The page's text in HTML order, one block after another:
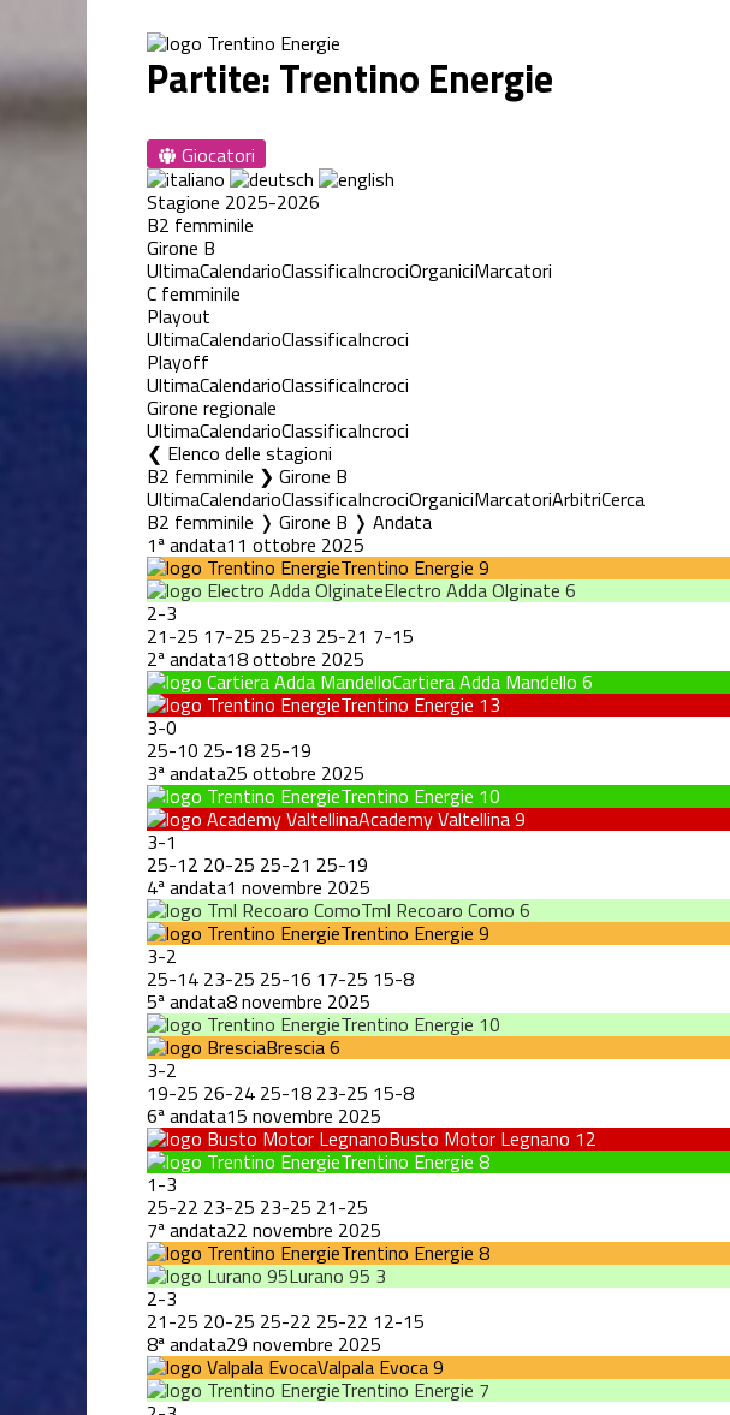
Partite: Trentino Energie
Giocatori
Stagione 2025-2026
B2 femminile
Girone B
UltimaCalendarioClassificaIncrociOrganiciMarcatori
C femminile
Playout
UltimaCalendarioClassificaIncroci
Playoff
UltimaCalendarioClassificaIncroci
Girone regionale
UltimaCalendarioClassificaIncroci
Elenco delle stagioni
B2 femminile ❯ Girone B
UltimaCalendarioClassificaIncrociOrganiciMarcatoriArbitriCerca
B2 femminile ❭ Girone B ❭ Andata
1ª andata11 ottobre 2025
Trentino Energie 9
Electro Adda Olginate 6
2-3
21-25 17-25 25-23 25-21 7-15
2ª andata18 ottobre 2025
Cartiera Adda Mandello 6
Trentino Energie 13
3-0
25-10 25-18 25-19
3ª andata25 ottobre 2025
Trentino Energie 10
Academy Valtellina9
3-1
25-12 20-25 25-21 25-19
4ª andata1 novembre 2025
Tml Recoaro Como 6
Trentino Energie 9
3-2
25-14 23-25 25-16 17-25 15-8
5ª andata8 novembre 2025
Trentino Energie 10
Brescia6
3-2
19-25 26-24 25-18 23-25 15-8
6ª andata15 novembre 2025
Busto Motor Legnano 12
Trentino Energie 8
1-3
25-22 23-25 23-25 21-25
7ª andata22 novembre 2025
Trentino Energie 8
Lurano 95 3
2-3
21-25 20-25 25-22 25-22 12-15
8ª andata29 novembre 2025
Valpala Evoca9
Trentino Energie 7